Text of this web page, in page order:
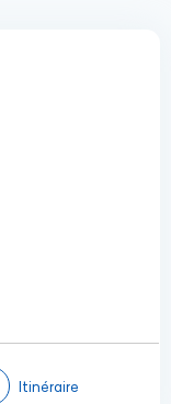
Itinéraire